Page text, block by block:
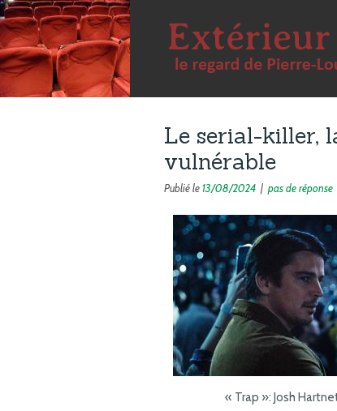
Le serial-killer,
vulnérable
Publié le13/08/2024 | pas de réponse
« Trap »: Josh